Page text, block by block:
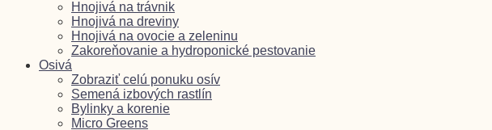
Hnojivá na trávnik
Hnojivá na dreviny
Hnojivá na ovocie a zeleninu
Zakoreňovanie a hydroponické pestovanie
Osivá
Zobraziť celú ponuku osív
Semená izbových rastlín
Bylinky a korenie
Micro Greens